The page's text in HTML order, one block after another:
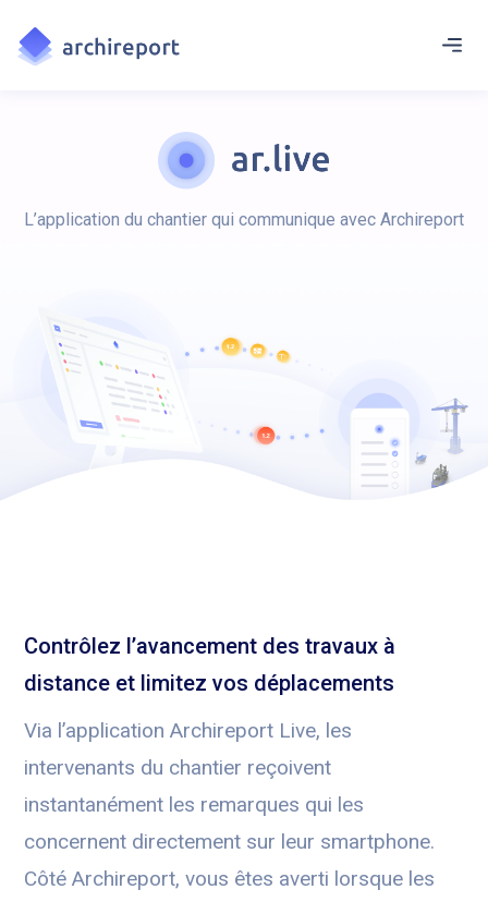
L’application du chantier qui communique avec Archireport
Contrôlez l’avancement des travaux à
distance et limitez vos déplacements
Via l’application Archireport Live, les
intervenants du chantier reçoivent
instantanément les remarques qui les
concernent directement sur leur smartphone.
Côté Archireport, vous êtes averti lorsque les